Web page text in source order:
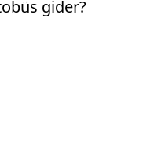
gider?